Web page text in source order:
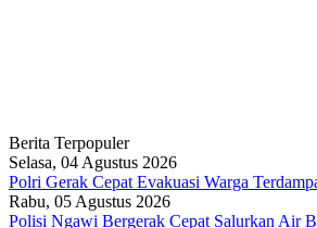
Berita Terpopuler
Selasa, 04 Agustus 2026
Polri Gerak Cepat Evakuasi Warga
Rabu, 05 Agustus 2026
Polisi Ngawi Bergerak Cepat Salurkan Air